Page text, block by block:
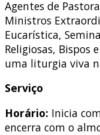
Agentes de
Ministros
Eucarística,
Religiosas, Bispos
uma liturgia viva
Serviço
Horário: Inicia
encerra com o